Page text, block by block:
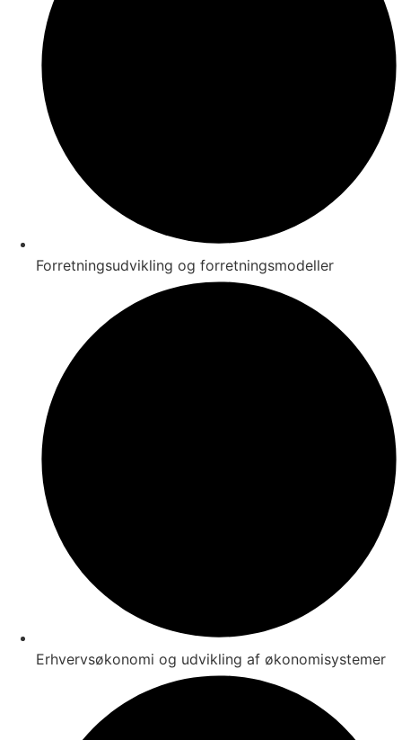
Forretningsudvikling og forretningsmodeller
Erhvervsøkonomi og udvikling af økonomisystemer